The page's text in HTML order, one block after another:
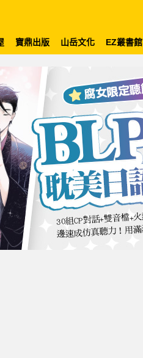
寶鼎出版 山岳文化 EZ叢書館